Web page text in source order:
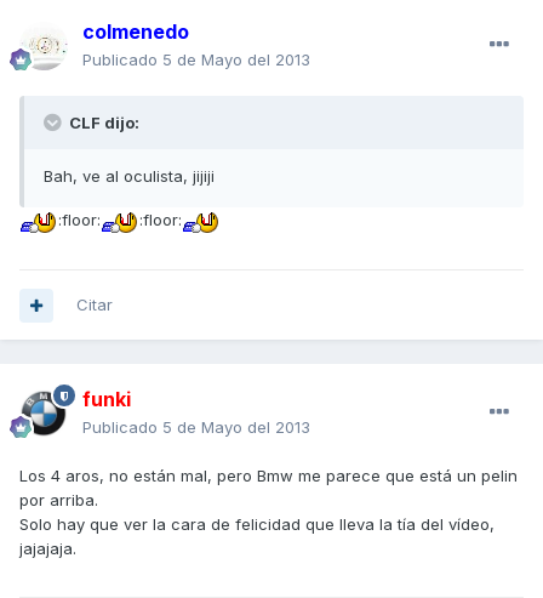
colmenedo
Publicado 5 de Mayo del 2013
CLF dijo:
Bah, ve al oculista, jijiji
:floor: :floor:
Citar
funki
Publicado 5 de Mayo del 2013
Los 4 aros, no están mal, pero Bmw me parece que está un pelin
por arriba.
Solo hay que ver la cara de felicidad que lleva la tía del vídeo,
jajajaja.